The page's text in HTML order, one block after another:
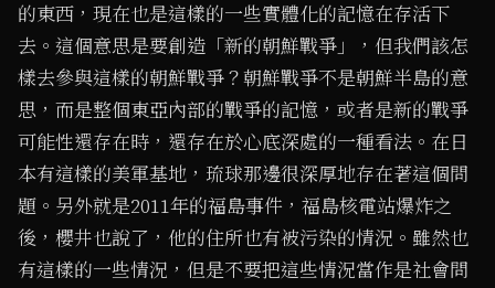
的東西，現在也是這樣的一些實體化的記憶在存活下
去。這個意思是要創造「新的朝鮮戰爭」，但我們該怎
樣去參與這樣的朝鮮戰爭？朝鮮戰爭不是朝鮮半島的意
思，而是整個東亞內部的戰爭的記憶，或者是新的戰爭
可能性還存在時，還存在於心底深處的一種看法。在日
本有這樣的美軍基地，琉球那邊很深厚地存在著這個問
題。另外就是2011年的福島事件，福島核電站爆炸之
後，櫻井也說了，他的住所也有被污染的情況。雖然也
有這樣的一些情況，但是不要把這些情況當作是社會問